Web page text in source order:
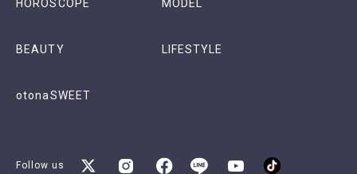
HOROSCOPE MODEL
BEAUTY LIFESTYLE
otonaSWEET
Follow us